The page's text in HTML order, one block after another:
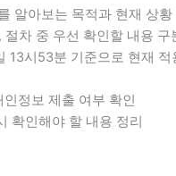
알아보는 목적과 현재 상황
절차 중 우선 확인할 내용 구
13시53분 기준으로 현재 적
정보 제출 여부 확인
확인해야 할 내용 정리